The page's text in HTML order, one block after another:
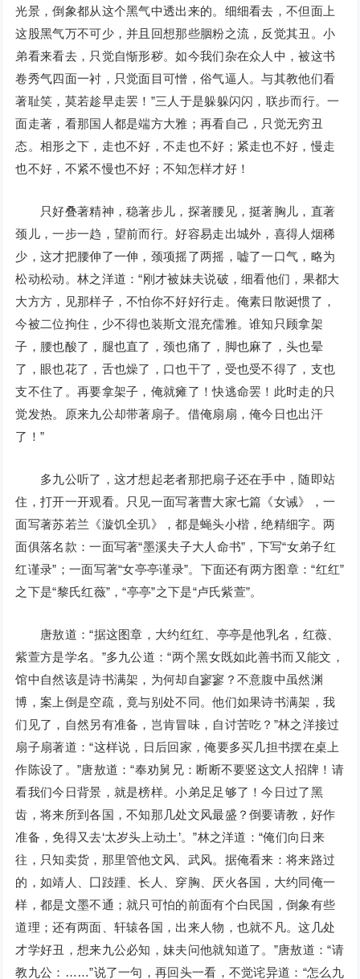
光景，倒象都从这个黑气中透出来的。细细看去，不但面上
这股黑气万不可少，并且回想那些胭粉之流，反觉其丑。小
弟看来看去，只觉自惭形秽。如今我们杂在众人中，被这书
卷秀气四面一衬，只觉面目可憎，俗气逼人。与其教他们看
著耻笑，莫若趁早走罢！”三人于是躲躲闪闪，联步而行。一
面走著，看那国人都是端方大雅；再看自己，只觉无穷丑
态。相形之下，走也不好，不走也不好；紧走也不好，慢走
也不好，不紧不慢也不好；不知怎样才好！
只好叠著精神，稳著步儿，探著腰见，挺著胸儿，直著
颈儿，一步一趋，望前而行。好容易走出城外，喜得人烟稀
少，这才把腰伸了一伸，颈项摇了两摇，嘘了一口气，略为
松动松动。林之洋道：“刚才被妹夫说破，细看他们，果都大
大方方，见那样子，不怕你不好好行走。俺素日散诞惯了，
今被二位拘住，少不得也装斯文混充儒雅。谁知只顾拿架
子，腰也酸了，腿也直了，颈也痛了，脚也麻了，头也晕
了，眼也花了，舌也燥了，口也干了，受也受不得了，支也
支不住了。再要拿架子，俺就瘫了！快逃命罢！此时走的只
觉发热。原来九公却带著扇子。借俺扇扇，俺今日也出汗
了！”
多九公听了，这才想起老者那把扇子还在手中，随即站
住，打开一开观看。只见一面写著曹大家七篇《女诫》，一
面写著苏若兰《漩饥全玑》，都是蝇头小楷，绝精细字。两
面俱落名款：一面写著“墨溪夫子大人命书”，下写“女弟子红
红谨录”；一面写著“女亭亭谨录”。下面还有两方图章：“红红”
之下是“黎氏红薇”，“亭亭”之下是“卢氏紫萱”。
唐敖道：“据这图章，大约红红、亭亭是他乳名，红薇、
紫萱方是学名。”多九公道：“两个黑女既如此善书而又能文，
馆中自然该是诗书满架，为何却自寥寥？不意腹中虽然渊
博，案上倒是空疏，竟与别处不同。他们如果诗书满架，我
们见了，自然另有准备，岂肯冒味，自讨苦吃？”林之洋接过
扇子扇著道：“这样说，日后回家，俺要多买几担书摆在桌上
作陈设了。”唐敖道：“奉劝舅兄：断断不要竖这文人招牌！请
看我们今日背景，就是榜样。小弟足足够了！今日过了黑
齿，将来所到各国，不知那几处文风最盛？倒要请教，好作
准备，免得又去‘太岁头上动土’。”林之洋道：“俺们向日来
往，只知卖货，那里管他文风、武风。据俺看来：将来路过
的，如靖人、囗跂踵、长人、穿胸、厌火各国，大约同俺一
样，都是文墨不通；就只可怕的前面有个白民国，倒象有些
道理；还有两面、轩辕各国，出来人物，也就不凡。这几处
才学好丑，想来九公必知，妹夫问他就知道了。”唐敖道：“请
教九公：……”说了一句，再回头一看，不觉诧异道：“怎么九